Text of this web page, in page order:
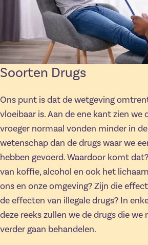
Soorten Drugs
Ons punt is dat de wetgeving
vloeibaar is. Aan de ene kant zien we
vroeger normaal vonden minder in
wetenschap dan de drugs waar we
hebben gevoerd. Waardoor komt
van koffie, alcohol en ook het
ons en onze omgeving? Zijn die
de effecten van illegale drugs? In
deze reeks zullen we de drugs die
verder gaan behandelen.